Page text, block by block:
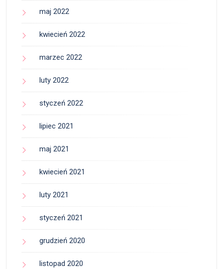
maj 2022
kwiecień 2022
marzec 2022
luty 2022
styczeń 2022
lipiec 2021
maj 2021
kwiecień 2021
luty 2021
styczeń 2021
grudzień 2020
listopad 2020